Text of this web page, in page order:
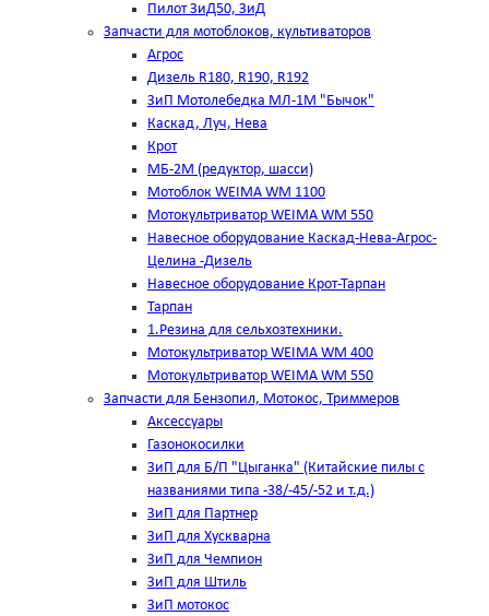
Пилот ЗиД50, ЗиД
Запчасти для мотоблоков, культиваторов
Агрос
Дизель R180, R190, R192
ЗиП Мотолебедка МЛ-1М "Бычок"
Каскад, Луч, Нева
Крот
МБ-2М (редуктор, шасси)
Мотоблок WEIMA WM 1100
Мотокультриватор WEIMA WM 550
Навесное оборудование Каскад-Нева-Агрос-
Целина -Дизель
Навесное оборудование Крот-Тарпан
Тарпан
1.Резина для сельхозтехники.
Мотокультриватор WEIMA WM 400
Мотокультриватор WEIMA WM 550
Запчасти для Бензопил, Мотокос, Триммеров
Аксессуары
Газонокосилки
ЗиП для Б/П "Цыганка" (Китайские пилы с
названиями типа -38/-45/-52 и т.д.)
ЗиП для Партнер
ЗиП для Хускварна
ЗиП для Чемпион
ЗиП для Штиль
ЗиП мотокос